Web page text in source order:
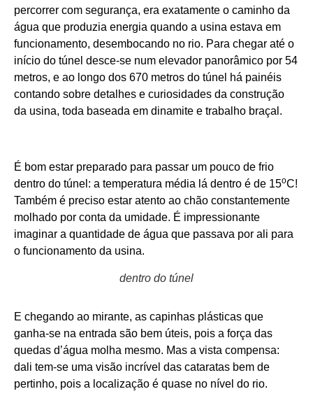
percorrer com segurança, era exatamente o caminho da
água que produzia energia quando a usina estava em
funcionamento, desembocando no rio. Para chegar até o
início do túnel desce-se num elevador panorâmico por 54
metros, e ao longo dos 670 metros do túnel há painéis
contando sobre detalhes e curiosidades da construção
da usina, toda baseada em dinamite e trabalho braçal.
É bom estar preparado para passar um pouco de frio
dentro do túnel: a temperatura média lá dentro é de 15oC!
Também é preciso estar atento ao chão constantemente
molhado por conta da umidade. É impressionante
imaginar a quantidade de água que passava por ali para
o funcionamento da usina.
dentro do túnel
E chegando ao mirante, as capinhas plásticas que
ganha-se na entrada são bem úteis, pois a força das
quedas d’água molha mesmo. Mas a vista compensa:
dali tem-se uma visão incrível das cataratas bem de
pertinho, pois a localização é quase no nível do rio.